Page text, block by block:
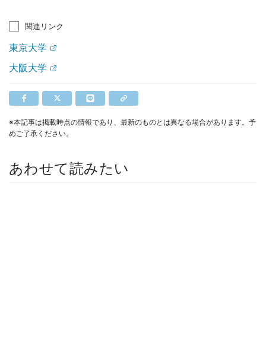
関連リンク
東京大学
大阪大学
※本記事は掲載時点の情報であり、最新のものとは異なる場合があります。予
めご了承ください。
あわせて読みたい